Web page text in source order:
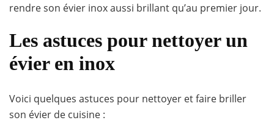
rendre son évier inox aussi brillant qu’au premier jour.
Les astuces pour nettoyer un
évier en inox
Voici quelques astuces pour nettoyer et faire briller
son évier de cuisine :